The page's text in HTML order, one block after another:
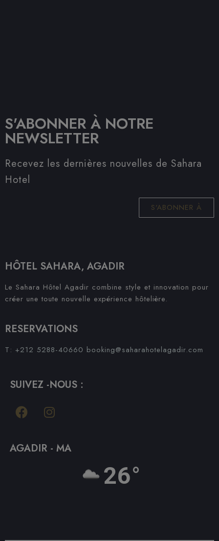
S'ABONNER À NOTRE
NEWSLETTER
Recevez les dernières nouvelles de Sahara
Hotel
S'ABONNER À
HÔTEL SAHARA, AGADIR
Le Sahara Hôtel Agadir combine style et innovation pour
créer une toute nouvelle expérience hôtelière.
RESERVATIONS
T: +212 5288-40660 booking@saharahotelagadir.com
SUIVEZ -NOUS :
AGADIR - MA
26°